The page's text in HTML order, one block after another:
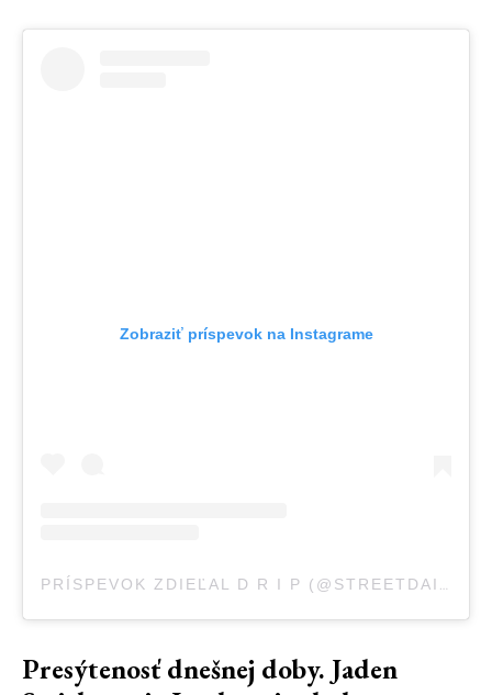
Zobraziť príspevok na Instagrame
PRÍSPEVOK ZDIEĽAL D R I P (@STREETDAILYDRIPP)
Presýtenosť dnešnej doby. Jaden